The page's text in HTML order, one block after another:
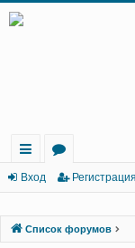
с
лк
о
м
Вход Регистрация
Список форумов